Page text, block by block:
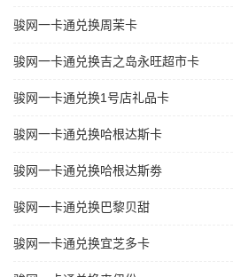
骏网一卡通兑换周茉卡
骏网一卡通兑换吉之岛永旺超市卡
骏网一卡通兑换1号店礼品卡
骏网一卡通兑换哈根达斯卡
骏网一卡通兑换哈根达斯劵
骏网一卡通兑换巴黎贝甜
骏网一卡通兑换宜芝多卡